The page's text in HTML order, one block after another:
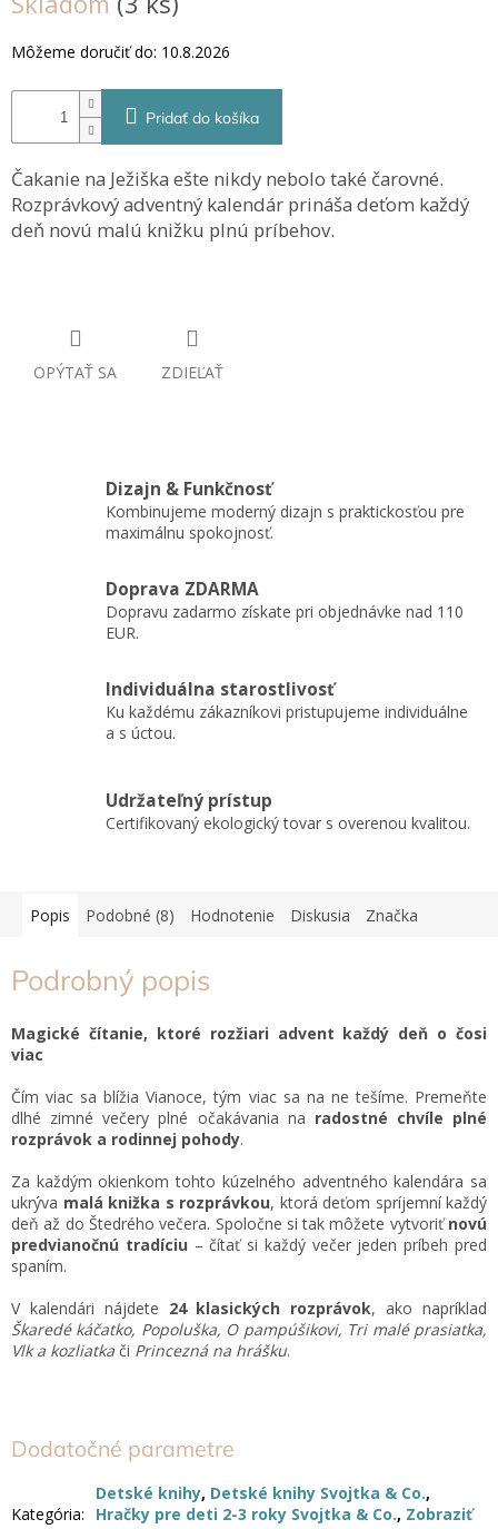
cena:
Môžeme doručiť do: 10.8.2026
Pridať do košíka
Čakanie na Ježiška ešte nikdy nebolo také čarovné.
Rozprávkový adventný kalendár prináša deťom každý
deň novú malú knižku plnú príbehov.
OPÝTAŤ SA ZDIEĽAŤ
Dizajn & Funkčnosť
Kombinujeme moderný dizajn s praktickosťou pre
maximálnu spokojnosť.
Doprava ZDARMA
Dopravu zadarmo získate pri objednávke nad 110
EUR.
Individuálna starostlivosť
Ku každému zákazníkovi pristupujeme individuálne
a s úctou.
Udržateľný prístup
Certifikovaný ekologický tovar s overenou kvalitou.
Popis Podobné (8) Hodnotenie Diskusia Značka
Podrobný popis
Magické čítanie, ktoré rozžiari advent každý deň o čosi
viac
Čím viac sa blížia Vianoce, tým viac sa na ne tešíme. Premeňte
dlhé zimné večery plné očakávania na radostné chvíle plné
rozprávok a rodinnej pohody.
Za každým okienkom tohto kúzelného adventného kalendára sa
ukrýva malá knižka s rozprávkou, ktorá deťom spríjemní každý
deň až do Štedrého večera. Spoločne si tak môžete vytvoriťnovú
predvianočnú tradíciu – čítať si každý večer jeden príbeh pred
spaním.
V kalendári nájdete 24 klasických rozprávok, ako napríklad
Škaredé káčatko, Popoluška, O pampúšikovi, Tri malé prasiatka,
Vlk a kozliatka či Princezná na hrášku.
Dodatočné parametre
Kategória:
Detské knihy, Detské knihy Svojtka & Co.,
Hračky pre deti 2-3 roky Svojtka & Co., Zobraziť